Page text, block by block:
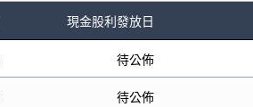
現金股利發放日
待公佈
待公佈